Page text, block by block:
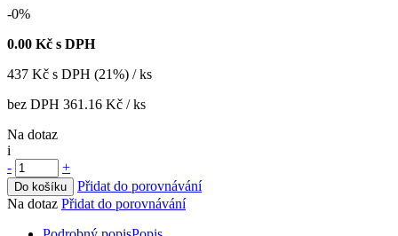
-0%
0.00 Kč s DPH
437 Kč s DPH (21%) / ks
bez DPH 361.16 Kč / ks
Na dotaz
i
-
+
Do košíku
Přidat do porovnávání
Na dotaz Přidat do porovnávání